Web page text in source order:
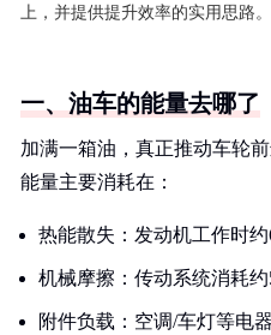
上，并提供提升效率的实用思路。
一、油车的能量去哪了
加满一箱油，真正推动车轮
能量主要消耗在：
热能散失：发动机工作时
机械摩擦：传动系统消耗约
附件负载：空调/车灯等电